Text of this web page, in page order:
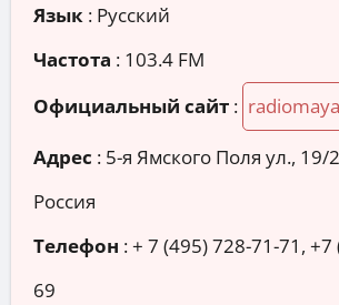
Язык : Русский
Частота : 103.4 FM
Официальный сайт :
Адрес : 5-я Ямского Поля ул., 19/
Россия
Телефон :+ 7 (495) 728-71-71,
69